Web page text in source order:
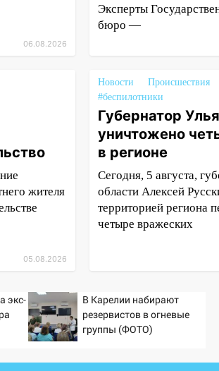
06.08.2026
Эксперты
бюро —
жителя
05.08.2026
Новости Происшествия
#беспилотники
Губернатор
уничтожено
в регионе
Сегодня, 5 августа,
области Алексей
территорией региона
четыре вражеских
экс-
В Карелии набирают
резервистов в огневые
группы (ФОТО)